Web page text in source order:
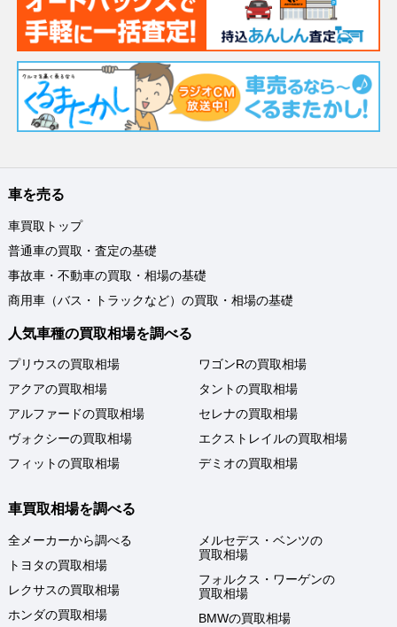
車を売る
車買取トップ
普通車の買取・査定の基礎
事故車・不動車の買取・相場の基礎
商用車（バス・トラックなど）の買取・相場の基礎
人気車種の買取相場を調べる
プリウスの買取相場
アクアの買取相場
アルファードの買取相場
ヴォクシーの買取相場
フィットの買取相場
ワゴンRの買取相場
タントの買取相場
セレナの買取相場
エクストレイルの買取相場
デミオの買取相場
車買取相場を調べる
全メーカーから調べる
トヨタの買取相場
レクサスの買取相場
ホンダの買取相場
メルセデス・ベンツの
買取相場
フォルクス・ワーゲンの
買取相場
BMWの買取相場